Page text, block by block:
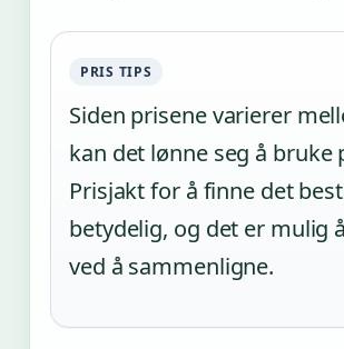
PRIS TIPS
Siden prisene varierer
kan det lønne seg å
Prisjakt for å finne det
betydelig, og det er mulig
ved å sammenligne.